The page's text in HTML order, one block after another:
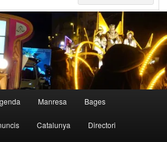
Manresa Bages
Catalunya Directori